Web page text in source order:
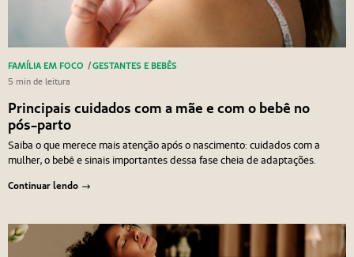
FAMÍLIA EM FOCO /GESTANTES E BEBÊS
5 min de leitura
Principais cuidados com a mãe e com o bebê no
pós-parto
Saiba o que merece mais atenção após o nascimento: cuidados com a
mulher, o bebê e sinais importantes dessa fase cheia de adaptações.
Continuar lendo